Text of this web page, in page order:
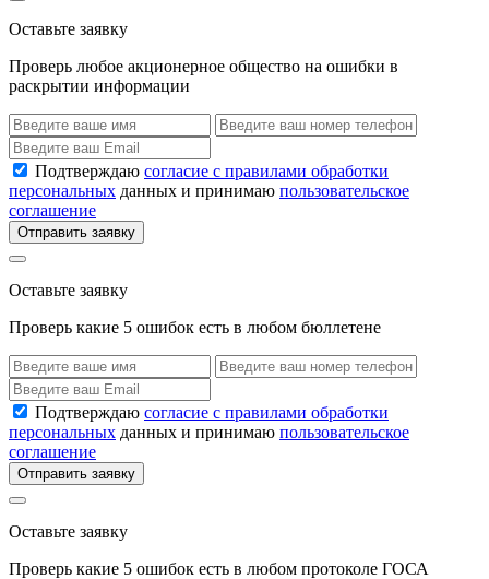
Оставьте заявку
Проверь любое акционерное общество на ошибки в
раскрытии информации
Подтверждаю согласие с правилами обработки
персональных данных и принимаю пользовательское
соглашение
Отправить заявку
Оставьте заявку
Проверь какие 5 ошибок есть в любом бюллетене
Подтверждаю согласие с правилами обработки
персональных данных и принимаю пользовательское
соглашение
Отправить заявку
Оставьте заявку
Проверь какие 5 ошибок есть в любом протоколе ГОСА